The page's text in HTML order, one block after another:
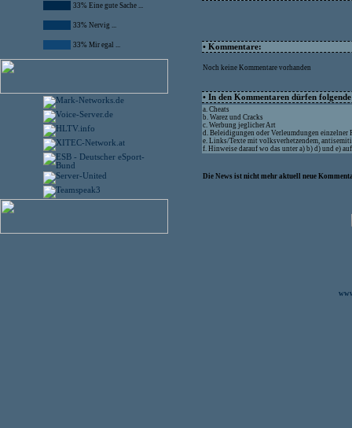
33% Eine gute Sache ...
33% Nervig ...
33% Mir egal ... • Kommentare:
Noch keine Kommentare vorhanden
• In den Kommentaren dürfen
a. Cheats
b. Warez und Cracks
c. Werbung jeglicher Art
d. Beleidigungen oder Verleumdungen einzelner
e. Links/Texte mit volksverhetzendem,
f. Hinweise darauf wo das unter a) b) d) und e)
Die News ist nicht mehr aktuell neue